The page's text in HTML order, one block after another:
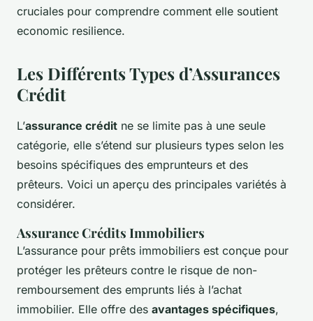
cruciales pour comprendre comment elle soutient
economic resilience.
Les Différents Types d’Assurances
Crédit
L’assurance crédit ne se limite pas à une seule
catégorie, elle s’étend sur plusieurs types selon les
besoins spécifiques des emprunteurs et des
prêteurs. Voici un aperçu des principales variétés à
considérer.
Assurance Crédits Immobiliers
L’assurance pour prêts immobiliers est conçue pour
protéger les prêteurs contre le risque de non-
remboursement des emprunts liés à l’achat
immobilier. Elle offre des avantages spécifiques,